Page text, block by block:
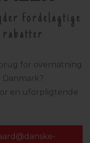
fordelagtige
rabatter
for overnatning
en uforpligtende
danske-